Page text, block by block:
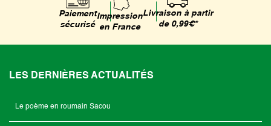
Paiement
sécurisé
Impression
en France
Livraison à partir
de 0,99€*
LES DERNIÈRES ACTUALITÉS
Le poème en roumain Sacou